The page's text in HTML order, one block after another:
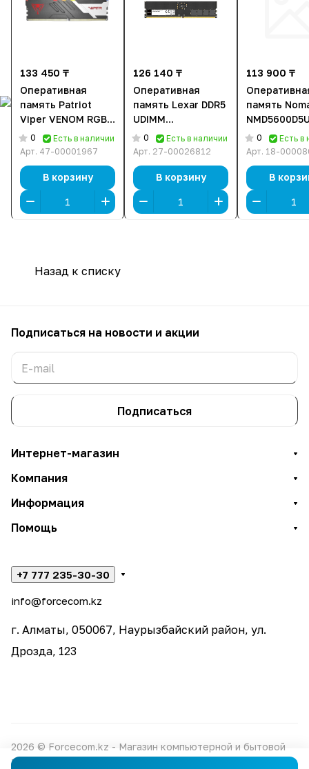
133 450 ₸
Оперативная
память Patriot
Viper VENOM RGB
(PVVR516G56C36)
[16 ГБ, DDR 5, 5600
подсветка]
0
Есть в наличии
Арт. 47-00001967
В корзину
126 140 ₸
Оперативная
память Lexar DDR5
UDIMM
(LD5U16G56C46ST-
BGS) [16 ГБ, DDR 5,
0
Есть в наличии
Арт. 27-00026812
В корзину
113 900 ₸
память
16GBRGBB
DDR 5, 5600
0
Есть в
Арт. 18-
В
Назад к списку
Подписаться на новости и акции
Подписаться
Интернет-магазин
Компания
Информация
Помощь
+7 777 235-30-30
info@forcecom.kz
г. Алматы, 050067, Наурызбайский район, ул.
Дрозда, 123
2026 © Forcecom.kz - Магазин компьютерной и бытовой
техники